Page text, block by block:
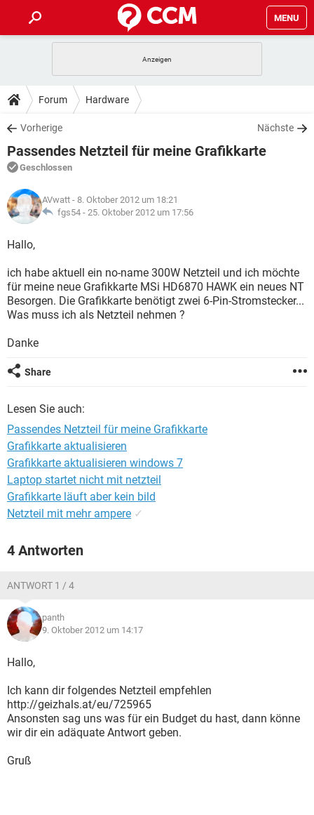
MENU
ANDROID
WINDOWS 10
WHATSAPP TIKTOK
FACEBOOK
TIPPS & TRICKS
SPIELE
WINDOWS 10
WHATSAPP
FACEBOOK HARDWARE
DOWNLOADS
SPIELE STREAMING
ANDROID
WINDOWS 10 INSTAGRAM
WHATSAPP
FACEBOOK
FORUM
SPIELE
ANDROID IOS
FACEBOOK HARDWARE
LEXIKON
SPIELE
ANDROID
WINDOWS 10 INSTAGRAM
TIKTOK
FACEBOOK HARDWARE
Forum Hardware
Vorherige Nächste
Passendes Netzteil für meine Grafikkarte
Geschlossen
AVwatt - 8. Oktober 2012 um 18:21
fgs54 - 25. Oktober 2012 um 17:56
Hallo,
ich habe aktuell ein no-name 300W Netzteil und ich möchte
für meine neue Grafikkarte MSi HD6870 HAWK ein neues NT
Besorgen. Die Grafikkarte benötigt zwei 6-Pin-Stromstecker...
Was muss ich als Netzteil nehmen ?
Danke
Share
Lesen Sie auch:
Passendes Netzteil für meine Grafikkarte
Grafikkarte aktualisieren
Grafikkarte aktualisieren windows 7
Laptop startet nicht mit netzteil
Grafikkarte läuft aber kein bild
Netzteil mit mehr ampere ✓
4 Antworten
ANTWORT 1 / 4
panth
9. Oktober 2012 um 14:17
Hallo,
Ich kann dir folgendes Netzteil empfehlen
http://geizhals.at/eu/725965
Ansonsten sag uns was für ein Budget du hast, dann könne
wir dir ein adäquate Antwort geben.
Gruß